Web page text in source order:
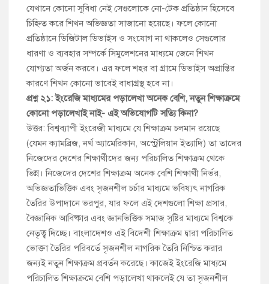
যেখানে কোনো সুবিধা নেই সেগুলোকে নো-টেক প্রতিষ্ঠান হিসেবে
চিহ্নিত করে শিখন অভিজ্ঞতা সাজানো হয়েছে। ফলে কোনো
প্রতিষ্ঠানে ডিজিটাল ডিভাইস ও সংযোগ না থাকলেও সেগুলোর
ধারণা ও ব্যবহার সম্পর্কে সিমুলেশনের মাধ্যমে জেনে শিখন
যোগ্যতা অর্জন করবে। এর ফলে শহর বা গ্রামে ডিভাইস অপ্রাপ্তির
কারণে শিখন কোনো ভাবেই বাধাগ্রস্থ হবে না।
প্রশ্ন ২১: ইংরেজি মাধ্যমের পড়ালেখা অনেক বেশি, নতুন শিক্ষাক্রমে
কোনো পড়ালেখাই নাই- এই অভিযোগটি সত্যি কিনা?
উত্তর: বিশ্বব্যাপী ইংরেজী মাধ্যমে যে শিক্ষাক্রম চলমান রয়েছে
(যেমন ক্যামব্রিজ, নর্থ অ্যামেরিকান, অস্ট্রেলিয়ান ইত্যাদি) তা তাদের
নিজেদের দেশের শিক্ষার্থীদের জন্য পরিচালিত শিক্ষাক্রম থেকে
ভিন্ন। নিজেদের দেশের শিক্ষাক্রম অনেক বেশি শিক্ষার্থী নির্ভর,
অভিজ্ঞতাভিত্তিক এবং সৃজনশীল চর্চার মাধ্যমে ভবিষ্যৎ নাগরিক
তৈরির উপাদানে ভরপুর, যার ফলে এই দেশগুলো শিক্ষা প্রসার,
বৈজ্ঞানিক আবিষ্কার এবং জ্ঞানভিত্তিক সমাজ সৃষ্টির মাধ্যমে বিশ্বকে
নেতৃত্ব দিচ্ছে। বাংলাদেশও এই বিদেশী শিক্ষাক্রম দ্বারা পরিচালিত
ভোক্তা তৈরির পরিবর্তে সৃজনশীল নাগরিক তৈরি নিশ্চিত করার
জন্যই নতুন শিক্ষাক্রম প্রবর্তন করেছে। কাজেই ইংরেজি মাধ্যমে
পরিচালিত শিক্ষাক্রমে বেশি পড়ালেখা থাকলেই যে তা সৃজনশীল